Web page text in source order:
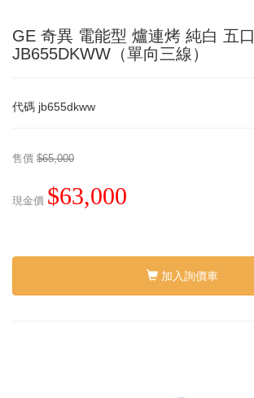
GE 奇異 電能型 爐連烤 純白 五口
JB655DKWW（單向三線）
代碼 jb655dkww
售價 $65,000
現金價 $63,000
加入詢價車